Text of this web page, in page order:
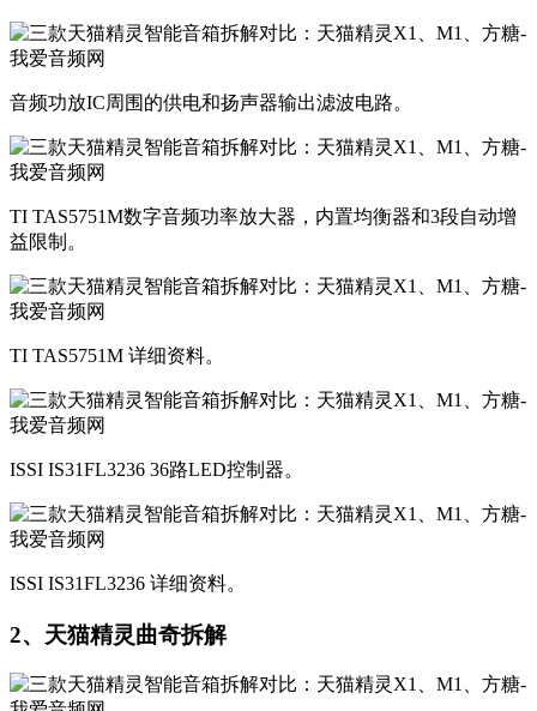
音频功放IC周围的供电和扬声器输出滤波电路。
TI TAS5751M数字音频功率放大器，内置均衡器和3段自动增
益限制。
TI TAS5751M 详细资料。
ISSI IS31FL3236 36路LED控制器。
ISSI IS31FL3236 详细资料。
2、天猫精灵曲奇拆解​